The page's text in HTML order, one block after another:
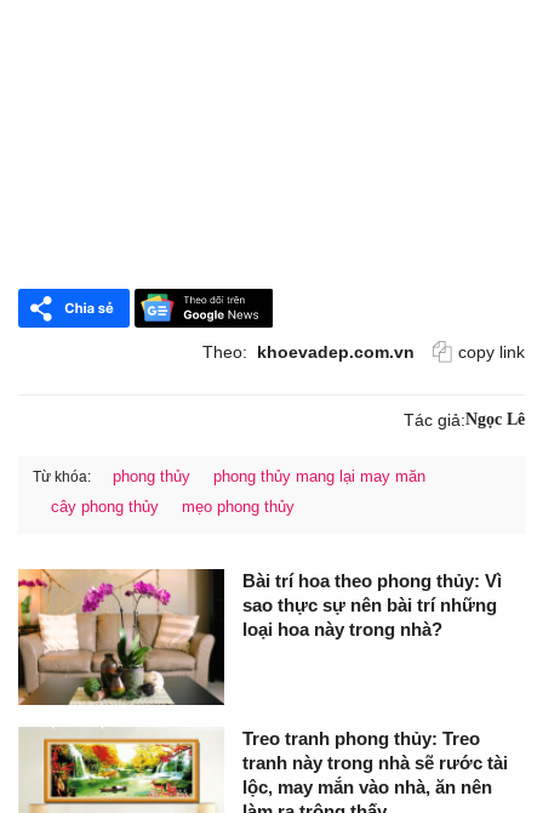
Theo: khoevadep.com.vn copy link
Tác giả:Ngọc Lê
Từ khóa: phong thủy
phong thủy mang lại may măn
cây phong thủy
mẹo phong thủy
Bài trí hoa theo phong thủy: Vì
sao thực sự nên bài trí những
loại hoa này trong nhà?
Treo tranh phong thủy: Treo
tranh này trong nhà sẽ rước tài
lộc, may mắn vào nhà, ăn nên